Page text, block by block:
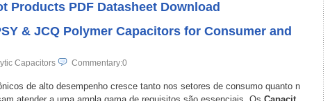
Products PDF Datasheet Download
& JCQ Polymer Capacitors for Consumer and
Capacitors Commentary:0
de alto desempenho cresce tanto nos setores de consumo quanto n